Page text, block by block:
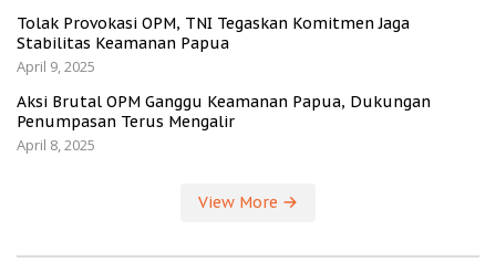
Tolak Provokasi OPM, TNI Tegaskan Komitmen Jaga
Stabilitas Keamanan Papua
April 9, 2025
Aksi Brutal OPM Ganggu Keamanan Papua, Dukungan
Penumpasan Terus Mengalir
April 8, 2025
View More